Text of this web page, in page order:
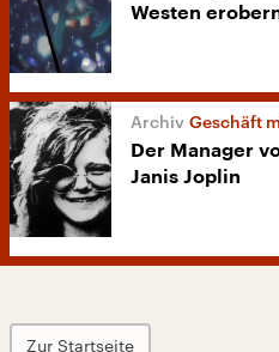
Westen
Geschäft
Der Manager
Janis Joplin
Zur Startseite